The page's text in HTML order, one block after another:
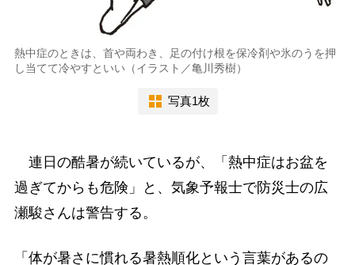
熱中症のときは、首や両わき、足の付け根を保冷剤や氷のうを押
し当てて冷やすといい（イラスト／亀川秀樹）
写真1枚
連日の酷暑が続いているが、「熱中症はお盆を
過ぎてからも危険」と、気象予報士で防災士の広
瀬駿さんは警告する。
「体が暑さに慣れる暑熱順化という言葉があるの